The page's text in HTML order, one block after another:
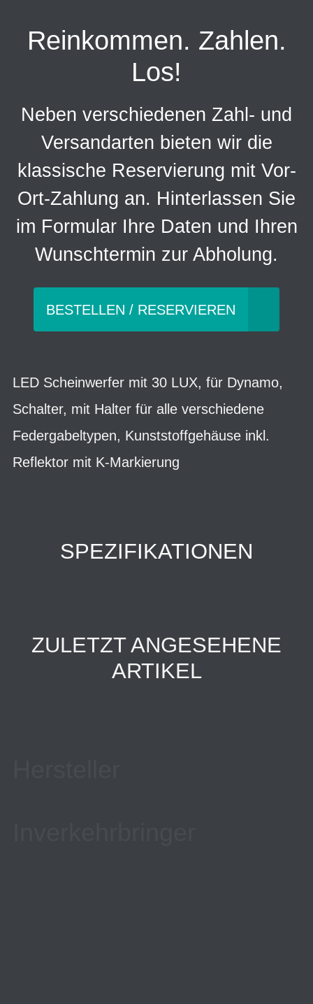
Reinkommen. Zahlen.
Los!
Neben verschiedenen Zahl- und
Versandarten bieten wir die
klassische Reservierung mit Vor-
Ort-Zahlung an. Hinterlassen Sie
im Formular Ihre Daten und Ihren
Wunschtermin zur Abholung.
BESTELLEN / RESERVIEREN
LED Scheinwerfer mit 30 LUX, für Dynamo,
Schalter, mit Halter für alle verschiedene
Federgabeltypen, Kunststoffgehäuse inkl.
Reflektor mit K-Markierung
SPEZIFIKATIONEN
ZULETZT ANGESEHENE
ARTIKEL